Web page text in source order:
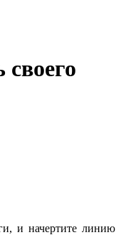
и начертите линию